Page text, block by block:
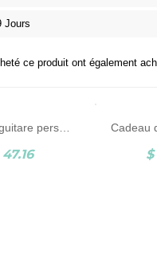
Jours
ce produit ont également
Capo de guitare personnalisé